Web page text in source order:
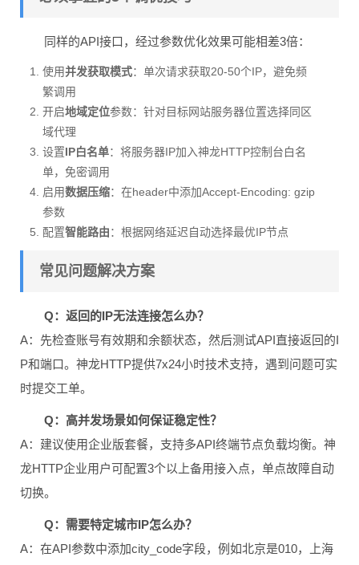
同样的API接口，经过参数优化效果可能相差3倍：
使用并发获取模式：单次请求获取20-50个IP，避免频
繁调用
开启地域定位参数：针对目标网站服务器位置选择同区
域代理
设置IP白名单：将服务器IP加入神龙HTTP控制台白名
单，免密调用
启用数据压缩：在header中添加Accept-Encoding: gzip
参数
配置智能路由：根据网络延迟自动选择最优IP节点
常见问题解决方案
Q：返回的IP无法连接怎么办？
A：先检查账号有效期和余额状态，然后测试API直接返回的I
P和端口。神龙HTTP提供7x24小时技术支持，遇到问题可实
时提交工单。
Q：高并发场景如何保证稳定性？
A：建议使用企业版套餐，支持多API终端节点负载均衡。神
龙HTTP企业用户可配置3个以上备用接入点，单点故障自动
切换。
Q：需要特定城市IP怎么办？
A：在API参数中添加city_code字段，例如北京是010，上海